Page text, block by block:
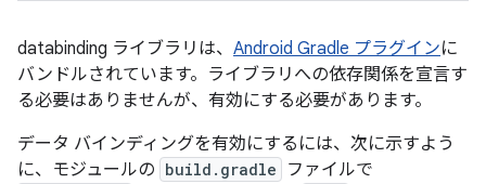
databinding ライブラリは、 Android Gradle プラグインに
バンドルされています。ライブラリへの依存関係を宣言す
る必要はありませんが、有効にする必要があります。
データ バインディングを有効にするには、次に示すよう
に、モジュールの build.gradle ファイルで